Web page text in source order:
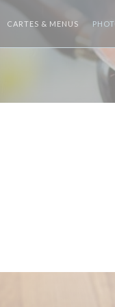
CARTES & MENUS